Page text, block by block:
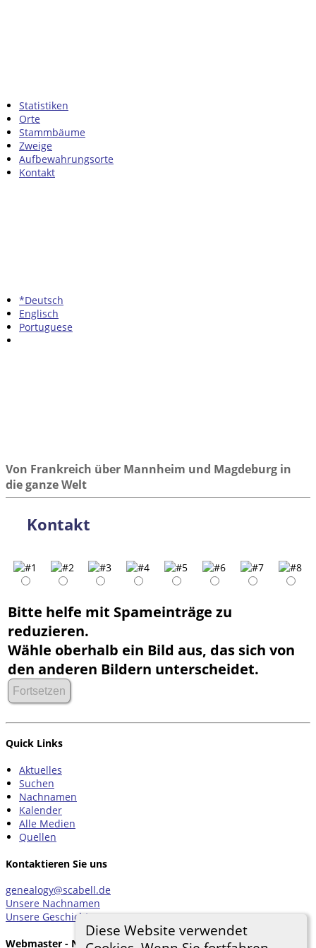
Statistiken
Orte
Stammbäume
Zweige
Aufbewahrungsorte
Kontakt
*Deutsch
Englisch
Portuguese
Von Frankreich über Mannheim und Magdeburg in
die ganze Welt
Diese Website verwendet
Kontakt
Bitte helfe mit Spameinträge zu
reduzieren.
Wähle oberhalb ein Bild aus, das sich von
den anderen Bildern unterscheidet.
Quick Links
Aktuelles
Suchen
Nachnamen
Kalender
Alle Medien
Quellen
Kontaktieren Sie uns
genealogy@scabell.de
Unsere Nachnamen
Unsere Geschichten
Webmaster - Nachricht